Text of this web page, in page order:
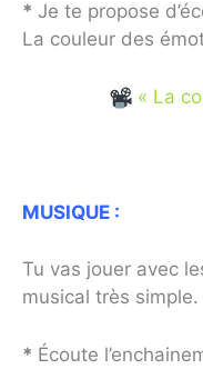
* Je te propose
La couleur des
« La
MUSIQUE :
Tu vas jouer avec
musical très simple.
* Écoute